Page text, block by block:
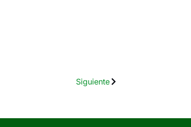
Siguiente